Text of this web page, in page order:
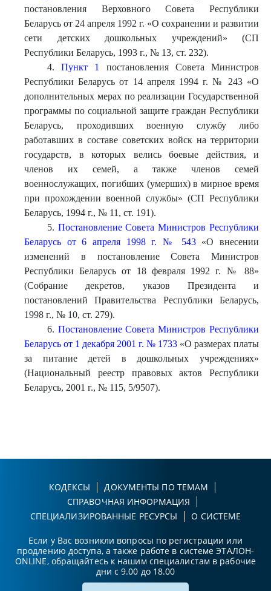
постановления Верховного Совета Республики
Беларусь от 24 апреля 1992 г. «О сохранении и развитии
сети детских дошкольных учреждений» (СП
Республики Беларусь, 1993 г., № 13, ст. 232).
4.Пункт 1
постановления Совета Министров
Республики Беларусь от 14 апреля 1994 г. № 243 «О
дополнительных мерах по реализации Государственной
программы по социальной защите граждан Республики
Беларусь, проходивших военную службу либо
работавших в составе советских войск на территории
государств, в которых велись боевые действия, и
членов их семей, а также членов семей
военнослужащих, погибших (умерших) в мирное время
при прохождении военной службы» (СП Республики
Беларусь, 1994 г., № 11, ст. 191).
5. Постановление Совета Министров Республики
Беларусь от 6 апреля 1998 г. № 543«О внесении
изменений в постановление Совета Министров
Республики Беларусь от 18 февраля 1992 г. № 88»
(Собрание декретов, указов Президента и
постановлений Правительства Республики Беларусь,
1998 г., № 10, ст. 279).
6. Постановление Совета Министров Республики
Беларусь от 1 декабря 2001 г. № 1733 «О размерах платы
за питание детей в дошкольных учреждениях»
(Национальный реестр правовых актов Республики
Беларусь, 2001 г., № 115, 5/9507).
КОДЕКСЫ
ДОКУМЕНТЫ ПО ТЕМАМ
СПРАВОЧНАЯ ИНФОРМАЦИЯ
СПЕЦИАЛИЗИРОВАННЫЕ РЕСУРСЫ
О СИСТЕМЕ
Если у Вас возникли вопросы по регистрации или
продлению доступа, а также работе в системе ЭТАЛОН-
ONLINE, обращайтесь к нашим специалистам в рабочие
дни с 9.00 до 18.00